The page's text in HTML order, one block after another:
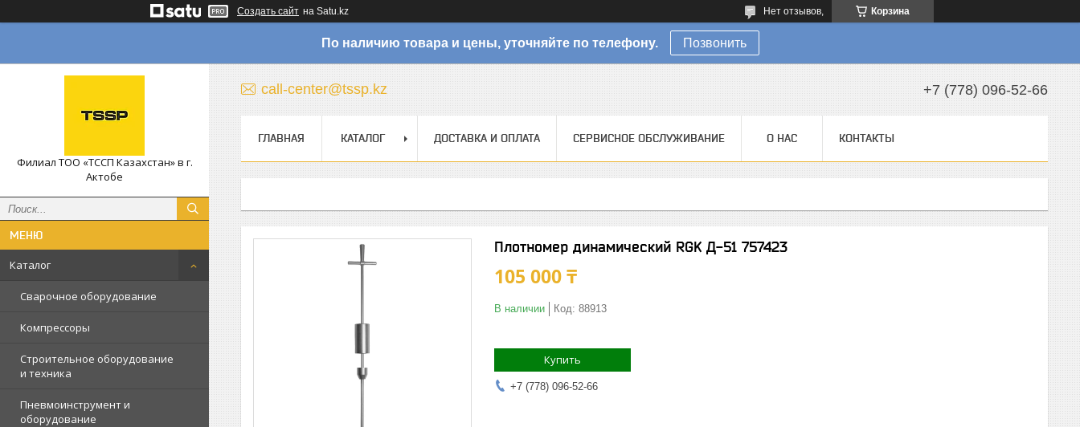
Создать сайт на Satu.kz Корзина
Нет отзывов,
По наличию товара и цены, уточняйте по телефону. Позвонить
Филиал ТОО «ТССП Казахстан» в г.
Актобе
Каталог
Сварочное оборудование
Компрессоры
Строительное оборудование
и техника
Пневмоинструмент и
оборудование
call-center@tssp.kz +7 (778) 096-52-66
ГЛАВНАЯ КАТАЛОГ ДОСТАВКА И ОПЛАТА СЕРВИСНОЕ ОБСЛУЖИВАНИЕ О НАС КОНТАКТЫ
Плотномер динамический RGK Д-51 757423
105 000 ₸
В наличии Код: 88913
Купить
+7 (778) 096-52-66